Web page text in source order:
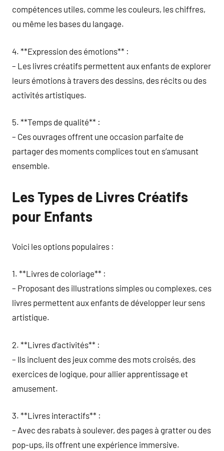
compétences utiles, comme les couleurs, les chiffres,
ou même les bases du langage.
4. **Expression des émotions** :
– Les livres créatifs permettent aux enfants de explorer
leurs émotions à travers des dessins, des récits ou des
activités artistiques.
5. **Temps de qualité** :
– Ces ouvrages offrent une occasion parfaite de
partager des moments complices tout en s’amusant
ensemble.
Les Types de Livres Créatifs
pour Enfants
Voici les options populaires :
1. **Livres de coloriage** :
– Proposant des illustrations simples ou complexes, ces
livres permettent aux enfants de développer leur sens
artistique.
2. **Livres d’activités** :
– Ils incluent des jeux comme des mots croisés, des
exercices de logique, pour allier apprentissage et
amusement.
3. **Livres interactifs** :
– Avec des rabats à soulever, des pages à gratter ou des
pop-ups, ils offrent une expérience immersive.